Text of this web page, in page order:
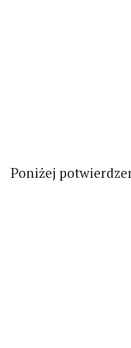
Poniżej